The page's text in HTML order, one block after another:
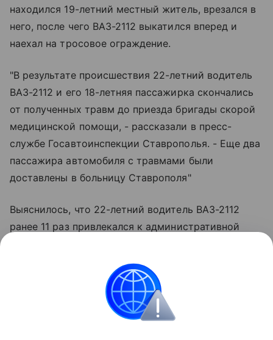
находился 19-летний местный житель, врезался в
него, после чего ВАЗ-2112 выкатился вперед и
наехал на тросовое ограждение.
"В результате происшествия 22-летний водитель
ВАЗ-2112 и его 18-летняя пассажирка скончались
от полученных травм до приезда бригады скорой
медицинской помощи, - рассказали в пресс-
службе Госавтоинспекции Ставрополья. - Еще два
пассажира автомобиля с травмами были
доставлены в больницу Ставрополя"
Выяснилось, что 22-летний водитель ВАЗ-2112
ранее 11 раз привлекался к административной
движения. Экспертиза определит, был ли молодой
человек трезв в момент аварии. Сейчас
сотрудники Госавтоинпсекции устанавливают все
обстоятельства и причины произошедшего.